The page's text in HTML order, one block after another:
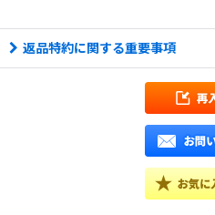
返品特約に関する重要事項